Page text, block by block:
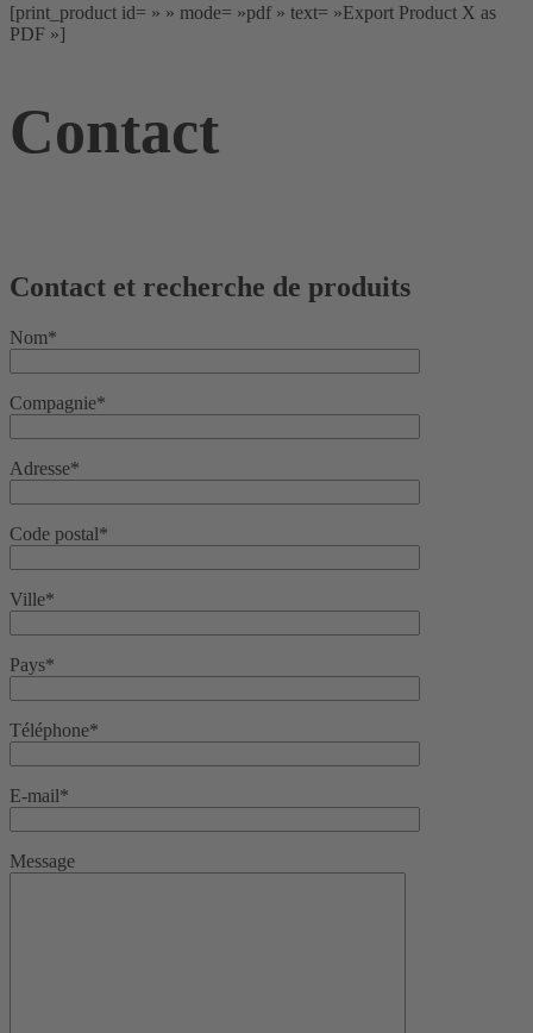
[print_product id= » » mode= »pdf » text= »Export Product X as
PDF »]
Contact
Contact et recherche de produits
Nom*
Compagnie*
Adresse*
Code postal*
Ville*
Pays*
Téléphone*
E-mail*
Message